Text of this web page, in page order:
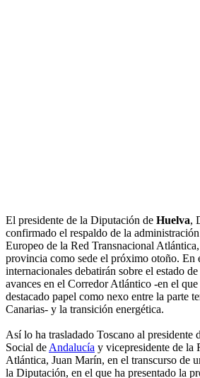
El presidente de la Diputación de Huelva,
confirmado el respaldo de la
Europeo de la Red Transnacional
provincia como sede el próximo otoño. En
internacionales debatirán sobre el estado
avances en el Corredor Atlántico -en el que
destacado papel como nexo entre la parte
Canarias- y la transición energética.
Así lo ha trasladado Toscano al presidente
Social de Andalucía y vicepresidente de la
Atlántica, Juan Marín, en el transcurso de
la Diputación, en el que ha presentado la